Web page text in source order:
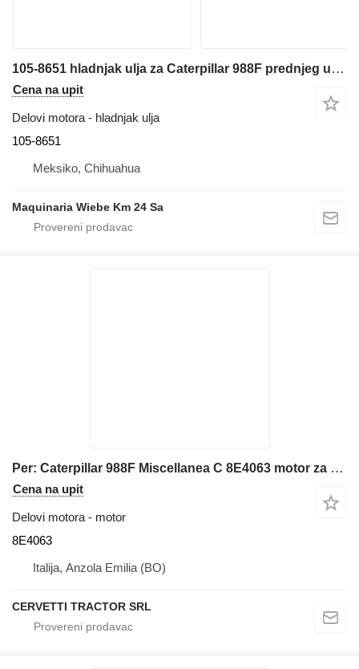
105-8651 hladnjak ulja za Caterpillar 988F prednjeg utovarivača
Cena na upit
Delovi motora - hladnjak ulja
105-8651
Meksiko, Chihuahua
Maquinaria Wiebe Km 24 Sa
Per: Caterpillar 988F Miscellanea C 8E4063 motor za Caterpillar 988F , 988F, 988F II prednjeg utovarivača
Cena na upit
Delovi motora - motor
8E4063
Italija, Anzola Emilia (BO)
CERVETTI TRACTOR SRL